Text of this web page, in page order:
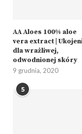
AA Aloes 100% aloe
vera extract |
dla wrażliwej,
odwodnionej skóry
9 grudnia, 2020
5